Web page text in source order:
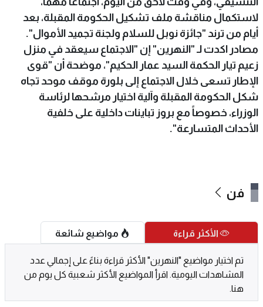
لاستكمال مناقشة ملف تشكيل الحكومة المقبلة، بعد
أيام من ترند "جائزة نوبل للسلام ولجنة تجميد الأموال".
مصادر اكدت لـ "النهرين" إن "الاجتماع سيعقد في منزل
زعيم تيار الحكمة السيد عمار الحكيم"، موضحة أن "قوى
الإطار تسعى خلال الاجتماع إلى بلورة موقف موحد تجاه
شكل الحكومة المقبلة وآلية اختيار مرشحها لرئاسة
الوزراء، خصوصاً مع بروز تباينات داخلية على خلفية
الأحداث المتسارعة".
فن
الأكثر قراءة
تم اختيار مواضيع "النهرين" الأكثر قراءة بناءً على إجمالي عدد
المشاهدات اليومية. اقرأ المواضيع الأكثر شعبية كل يوم من
هنا.